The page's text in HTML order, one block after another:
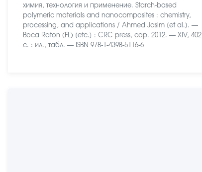
химия, технология и применение. Starch-based
polymeric materials and nanocomposites : chemistry,
processing, and applications / Ahmed Jasim [et al.]. —
Boca Raton (FL) [etc.] : CRC press, cop. 2012. — XIV, 402
c. : ил., табл. — ISBN 978-1-4398-5116-6